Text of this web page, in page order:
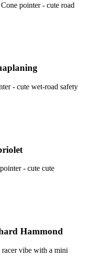
pointer - cute road
- cute wet-road safety
- cute cute
Hammond
vibe with a mini